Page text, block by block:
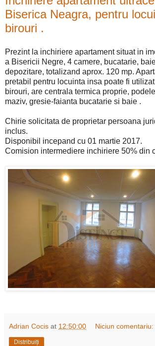
Biserica Neagra, pentru
birouri .
Prezint la inchiriere apartament situat in
a Bisericii Negre, 4 camere, bucatarie,
depozitare, totalizand aprox. 120 mp.
pretabil pentru locuinta insa poate fi
birouri, are centrala termica proprie,
maziv, gresie-faianta bucatarie si baie .
Chirie solicitata de proprietar persoana
inclus.
Disponibil incepand cu 01 martie 2017.
Comision intermediere inchiriere 50% din
Adrian Cocis at 12:50:00 Niciun comentariu:
Distribuiți